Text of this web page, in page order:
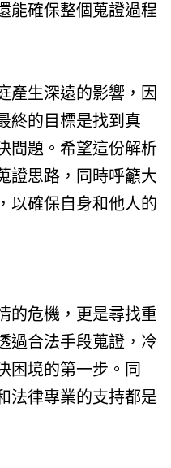
能確保整個蒐證過程
產生深遠的影響，因
終的目標是找到真
問題。希望這份解析
證思路，同時呼籲大
以確保自身和他人的
的危機，更是尋找重
過合法手段蒐證，冷
困境的第一步。同
法律專業的支持都是